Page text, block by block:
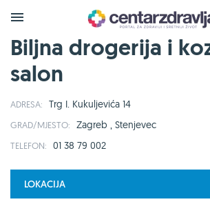
Biljna drogerija i
salon
ADRESA: Trg I. Kukuljevića 14
GRAD/MJESTO: Zagreb , Stenjevec
TELEFON: 01 38 79 002
LOKACIJA